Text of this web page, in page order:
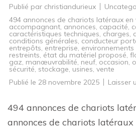
Publié par christiandurieux
494 annonces de chariots latéraux en
accompagnant, annonces, capacité,
caractéristiques techniques, charges,
conditions générales, conducteur
entrepôts, entreprise,
restreints, état du matériel proposé,
gaz, manœuvrabilité, neuf, occasion,
sécurité, stockage, usines, vente
Publié le 28 novembre 2025 Laisser
494 annonces de chariots
annonces de chariots latéraux